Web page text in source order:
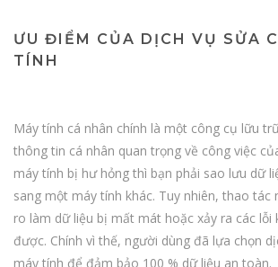
ƯU ĐIỂM CỦA DỊCH VỤ SỬA
TÍNH
Máy tính cá nhân chính là một công cụ lữu
thông tin cá nhân quan trọng về công việc
máy tính bị hư hỏng thì bạn phải sao lưu dữ
sang một máy tính khác. Tuy nhiên, thao tác
ro làm dữ liệu bị mất mát hoặc xảy ra các lỗi
được. Chính vì thế, người dùng đã lựa chọn
máy tính để đảm bảo 100 % dữ liệu an toàn.